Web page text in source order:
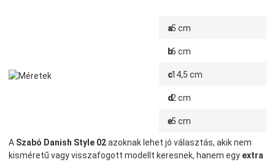
a5 cm
b6 cm
c14,5 cm
d2 cm
e5 cm
A Szabó Danish Style 02azoknak lehet jó választás, akik nem
kisméretű vagy visszafogott modellt keresnek, hanem egy extra